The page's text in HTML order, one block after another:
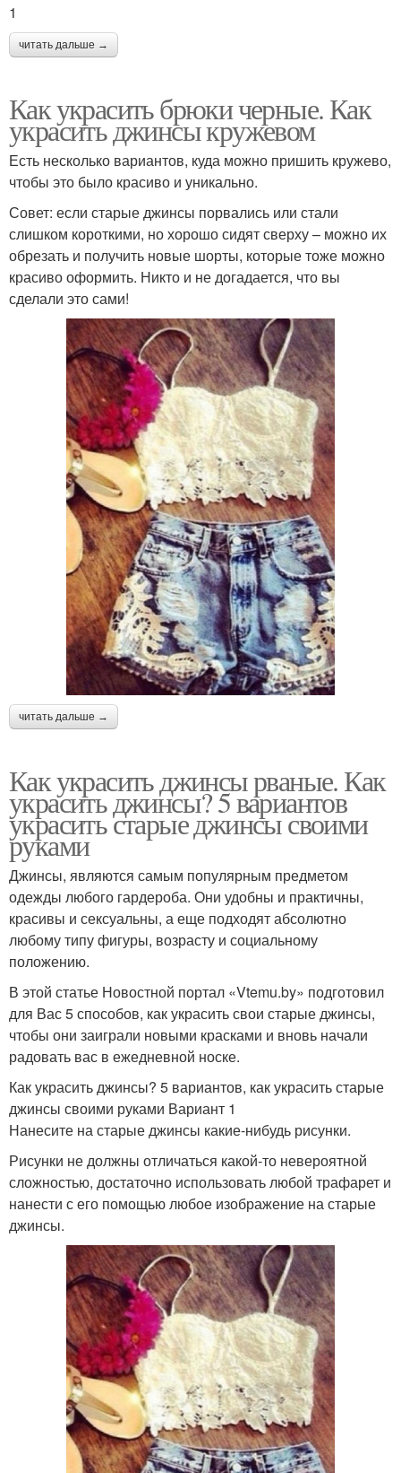
1
читать дальше →
Как украсить брюки черные. Как
украсить джинсы кружевом
Есть несколько вариантов, куда можно пришить кружево,
чтобы это было красиво и уникально.
Совет: если старые джинсы порвались или стали
слишком короткими, но хорошо сидят сверху – можно их
обрезать и получить новые шорты, которые тоже можно
красиво оформить. Никто и не догадается, что вы
сделали это сами!
читать дальше →
Как украсить джинсы рваные. Как
украсить джинсы? 5 вариантов
украсить старые джинсы своими
руками
Джинсы, являются самым популярным предметом
одежды любого гардероба. Они удобны и практичны,
красивы и сексуальны, а еще подходят абсолютно
любому типу фигуры, возрасту и социальному
положению.
В этой статье Новостной портал «Vtemu.by» подготовил
для Вас 5 способов, как украсить свои старые джинсы,
чтобы они заиграли новыми красками и вновь начали
радовать вас в ежедневной носке.
Как украсить джинсы? 5 вариантов, как украсить старые
джинсы своими руками Вариант 1
Нанесите на старые джинсы какие-нибудь рисунки.
Рисунки не должны отличаться какой-то невероятной
сложностью, достаточно использовать любой трафарет и
нанести с его помощью любое изображение на старые
джинсы.